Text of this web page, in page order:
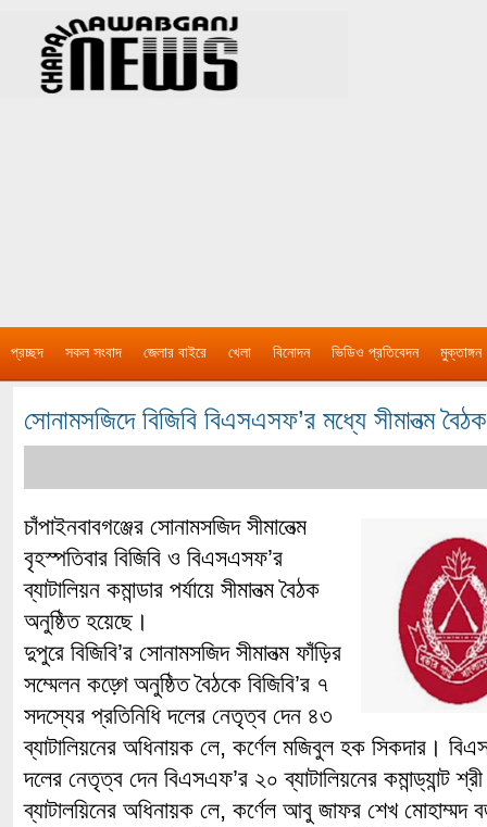
প্রচ্ছদ সকল সংবাদ জেলার বাইরে খেলা বিনোদন ভিডিও প্রতিবেদন মুক্তাঙ্গন
সোনামসজিদে বিজিবি বিএসএসফ’র মধ্যে সীমানত্ম
চাঁপাইনবাবগঞ্জের সোনামসজিদ সীমানেত্ম
বৃহস্পতিবার বিজিবি ও বিএসএসফ’র
ব্যাটালিয়ন কমান্ডার পর্যায়ে সীমানত্ম বৈঠক
অনুষ্ঠিত হয়েছে।
দুপুরে বিজিবি’র সোনামসজিদ সীমানত্ম ফাঁড়ির
সম্মেলন কড়্গে অনুষ্ঠিত বৈঠকে বিজিবি’র ৭
সদস্যের প্রতিনিধি দলের নেতৃত্ব দেন ৪৩
ব্যাটালিয়নের অধিনায়ক লে, কর্ণেল মজিবুল হক সিকদার।
দলের নেতৃত্ব দেন বিএসএফ’র ২০ ব্যাটালিয়নের কমান্ড্যান্ট
ব্যাটালয়িনের অধিনায়ক লে, কর্ণেল আবু জাফর শেখ মোহাম্মদ